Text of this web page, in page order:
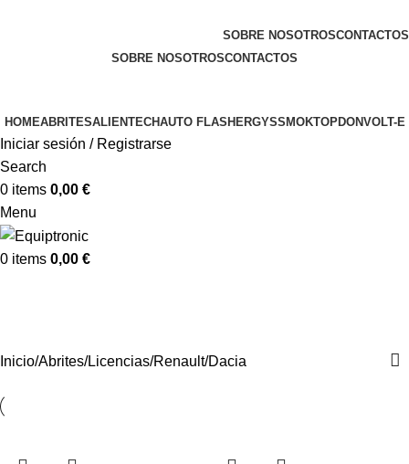
SOBRE NOSOTROSCONTACTOS
SOBRE NOSOTROSCONTACTOS
HOMEABRITESALIENTECHAUTO FLASHERGYSSMOKTOPDONVOLT-E
Iniciar sesión / Registrarse
Search
0 items 0,00 €
Menu
0 items 0,00 €
Inicio Abrites Licencias Renault/Dacia